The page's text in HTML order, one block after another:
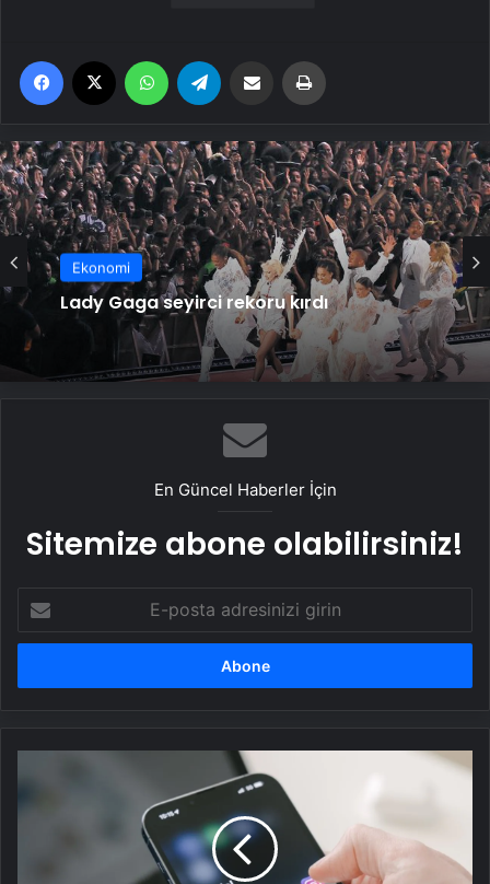
Facebook WhatsApp Email'den paylaş
Ekonomi
Lady Gaga seyirci rekoru kırdı
Ekonomi
Altıncı yaşını kutluyor
En Güncel Haberler İçin
Sitemize abone olabilirsiniz!
posta
adresinizi